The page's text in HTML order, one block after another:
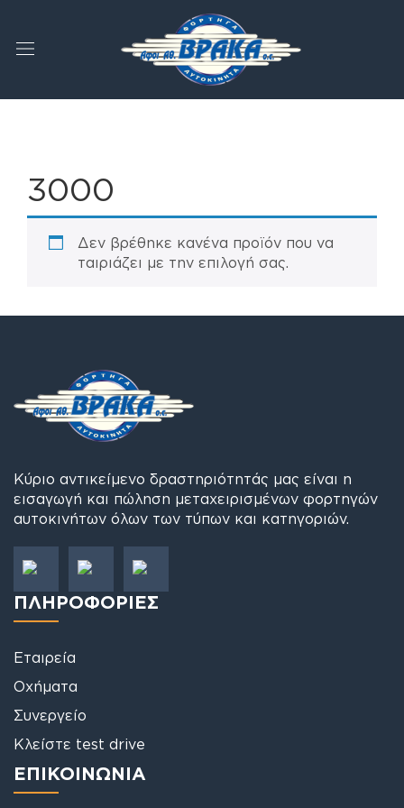
3000
Δεν βρέθηκε κανένα προϊόν που να
ταιριάζει με την επιλογή σας.
Κύριο αντικείμενο δραστηριότητάς μας είναι η
εισαγωγή και πώληση μεταχειρισμένων φορτηγών
αυτοκινήτων όλων των τύπων και κατηγοριών.
ΠΛΗΡΟΦΟΡΙΕΣ
Εταιρεία
Οχήματα
Συνεργείο
Κλείστε test drive
ΕΠΙΚΟΙΝΩΝΙΑ